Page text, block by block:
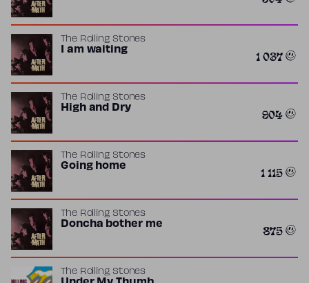
The Rolling Stones
I am waiting 1 037
The Rolling Stones
High and Dry 904
The Rolling Stones
Going home 1 115
The Rolling Stones
Doncha bother me 875
The Rolling Stones